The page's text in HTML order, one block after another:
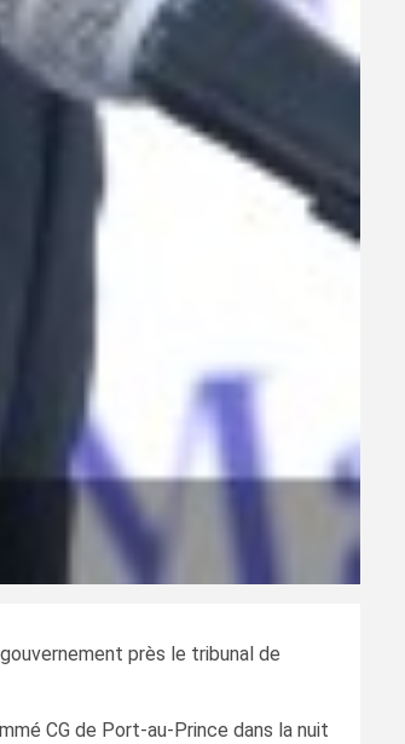
près le tribunal de
CG de Port-au-Prince dans la nuit